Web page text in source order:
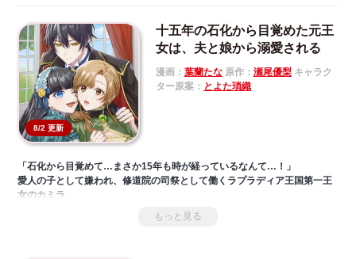
8/2 更新
十五年の石化から目覚めた元王
女は、夫と娘から溺愛される
漫画： 葉蘭たな原作： 瀬尾優梨キャラク
ター原案： とよた瑣織
「石化から目覚めて…まさか15年も時が経っているなんて…！」
愛人の子として嫌われ、修道院の司祭として働くラプラディア王国第一王
女のカミラ。
ある日城に呼び出され命じられたのは、妹の婚約者であったはずのルクレ
もっと見る